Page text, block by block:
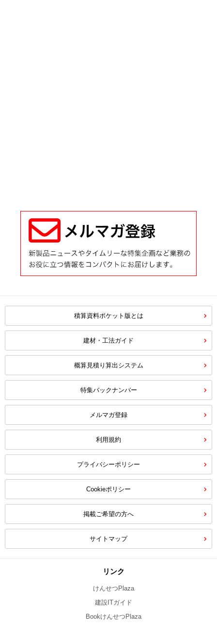
積算資料ポケット版とは
建材・工法ガイド
概算見積り算出システム
特集バックナンバー
メルマガ登録
利用規約
プライバシーポリシー
Cookieポリシー
掲載ご希望の方へ
サイトマップ
リンク
けんせつPlaza
建設ITガイド
BookけんせつPlaza